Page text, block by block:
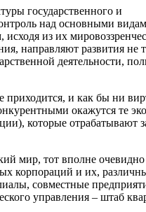
государственного и
над основными
из их
направляют развития не
деятельности,
приходится, и как бы ни
окажутся те
которые отрабатывают
мир, тот вполне очевидно
корпораций и их,
совместные
управления – штаб